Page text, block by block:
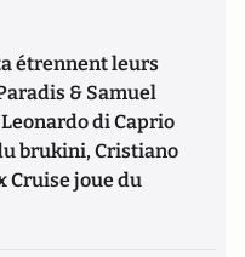
étrennent leurs
& Samuel
di Caprio
brukini, Cristiano
Cruise joue du